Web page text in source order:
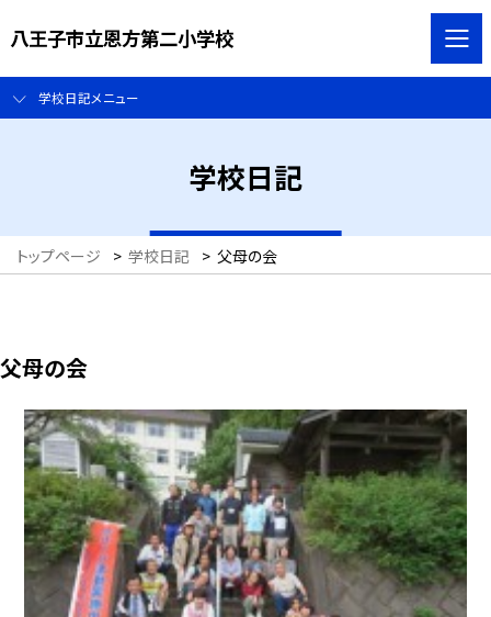
八王子市立恩方第二小学校
学校日記メニュー
学校日記
トップページ > 学校日記 > 父母の会
父母の会